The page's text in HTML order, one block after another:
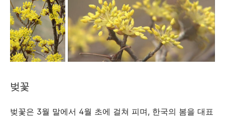
벚꽃
벚꽃은 3월 말에서 4월 초에 걸쳐 피며, 한국의 봄을 대표